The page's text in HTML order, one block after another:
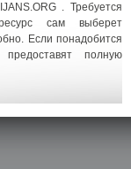
. Требуется
сам выберет
Если понадобится
полную